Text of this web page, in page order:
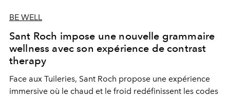
BE WELL
Sant Roch impose une nouvelle grammaire
wellness avec son expérience de contrast
therapy
Face aux Tuileries, Sant Roch propose une expérience
immersive où le chaud et le froid redéfinissent les codes